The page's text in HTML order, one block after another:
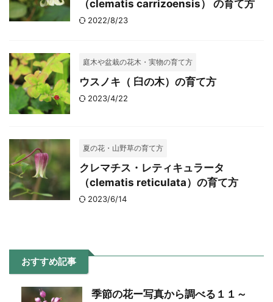
（clematis carrizoensis） の育て方
2022/8/23
庭木や盆栽の花木・実物の育て方
ウスノキ（ 臼の木）の育て方
2023/4/22
夏の花・山野草の育て方
クレマチス・レティキュラータ
（clematis reticulata）の育て方
2023/6/14
おすすめ記事
季節の花ー写真から調べる１１～